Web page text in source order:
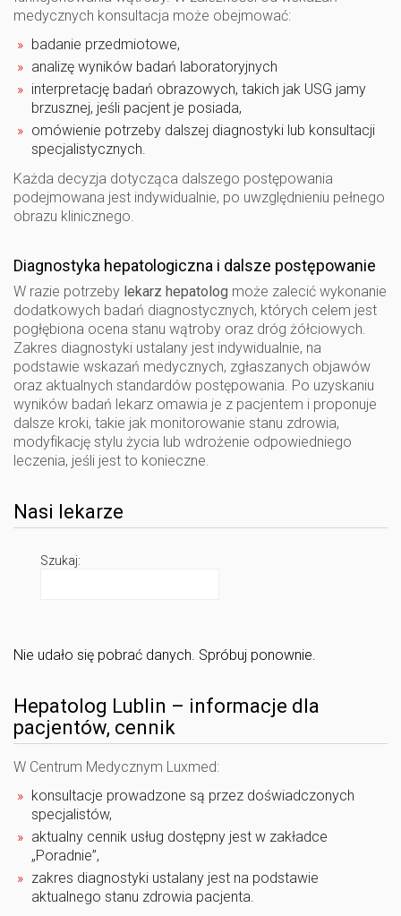
medycznych konsultacja może obejmować:
badanie przedmiotowe,
analizę wyników badań laboratoryjnych
interpretację badań obrazowych, takich jak USG jamy
brzusznej, jeśli pacjent je posiada,
omówienie potrzeby dalszej diagnostyki lub konsultacji
specjalistycznych.
Każda decyzja dotycząca dalszego postępowania
podejmowana jest indywidualnie, po uwzględnieniu pełnego
obrazu klinicznego.
Diagnostyka hepatologiczna i dalsze postępowanie
W razie potrzeby lekarz hepatolog może zalecić wykonanie
dodatkowych badań diagnostycznych, których celem jest
pogłębiona ocena stanu wątroby oraz dróg żółciowych.
Zakres diagnostyki ustalany jest indywidualnie, na
podstawie wskazań medycznych, zgłaszanych objawów
oraz aktualnych standardów postępowania. Po uzyskaniu
wyników badań lekarz omawia je z pacjentem i proponuje
dalsze kroki, takie jak monitorowanie stanu zdrowia,
modyfikację stylu życia lub wdrożenie odpowiedniego
leczenia, jeśli jest to konieczne.
Nasi lekarze
Szukaj:
Nie udało się pobrać danych. Spróbuj ponownie.
Hepatolog Lublin – informacje dla
pacjentów, cennik
W Centrum Medycznym Luxmed:
konsultacje prowadzone są przez doświadczonych
specjalistów,
aktualny cennik usług dostępny jest w zakładce
„Poradnie”,
zakres diagnostyki ustalany jest na podstawie
aktualnego stanu zdrowia pacjenta.